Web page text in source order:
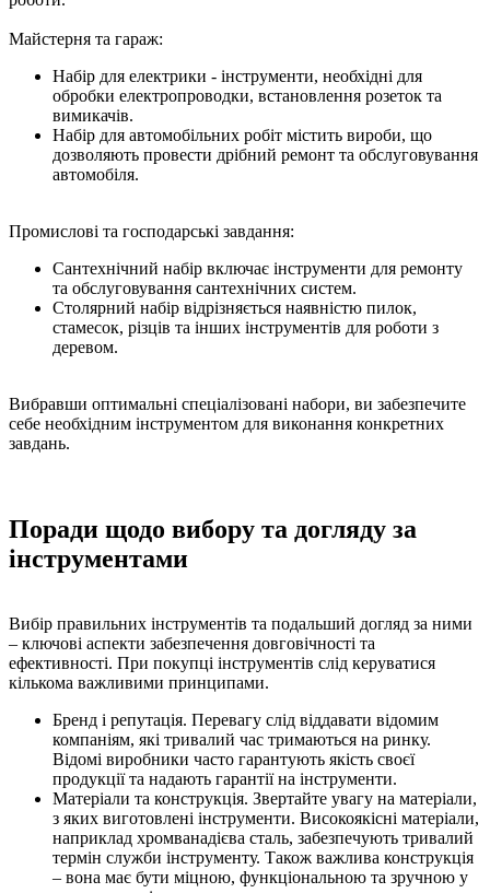
Майстерня та гараж:
Набір для електрики - інструменти, необхідні для
обробки електропроводки, встановлення розеток та
вимикачів.
Набір для автомобільних робіт містить вироби, що
дозволяють провести дрібний ремонт та обслуговування
автомобіля.
Промислові та господарські завдання:
Сантехнічний набір включає інструменти для ремонту
та обслуговування сантехнічних систем.
Столярний набір відрізняється наявністю пилок,
стамесок, різців та інших інструментів для роботи з
деревом.
Вибравши оптимальні спеціалізовані набори, ви забезпечите
себе необхідним інструментом для виконання конкретних
завдань.
Поради щодо вибору та догляду за
інструментами
Вибір правильних інструментів та подальший догляд за ними
– ключові аспекти забезпечення довговічності та
ефективності. При покупці інструментів слід керуватися
кількома важливими принципами.
Бренд і репутація. Перевагу слід віддавати відомим
компаніям, які тривалий час тримаються на ринку.
Відомі виробники часто гарантують якість своєї
продукції та надають гарантії на інструменти.
Матеріали та конструкція. Звертайте увагу на матеріали,
з яких виготовлені інструменти. Високоякісні матеріали,
наприклад хромванадієва сталь, забезпечують тривалий
термін служби інструменту. Також важлива конструкція
– вона має бути міцною, функціональною та зручною у